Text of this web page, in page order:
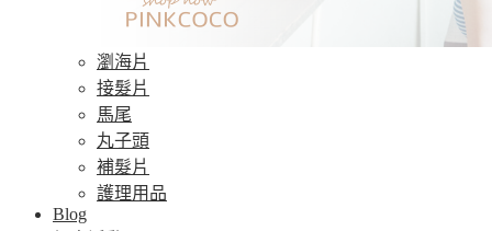
瀏海片
接髮片
馬尾
丸子頭
補髮片
護理用品
Blog